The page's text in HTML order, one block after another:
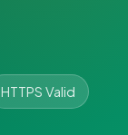
HTTPS Valid